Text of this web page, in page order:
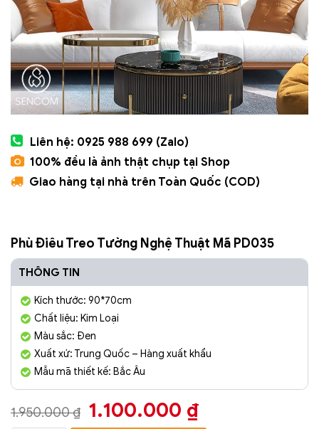
Liên hệ: 0925 988 699 (Zalo)
100% đều là ảnh thật chụp tại Shop
Giao hàng tại nhà trên Toàn Quốc (COD)
Phù Điêu Treo Tường Nghệ Thuật Mã PD035
THÔNG TIN
Kích thước: 90*70cm
Chất liệu: Kim Loại
Màu sắc: Đen
Xuất xứ: Trung Quốc – Hàng xuất khẩu
Mẫu mã thiết kế: Bắc Âu
1.950.000₫ Giá
1.100.000 ₫Giá